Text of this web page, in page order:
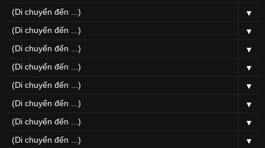
▼
▼
▼
▼
▼
▼
▼
▼